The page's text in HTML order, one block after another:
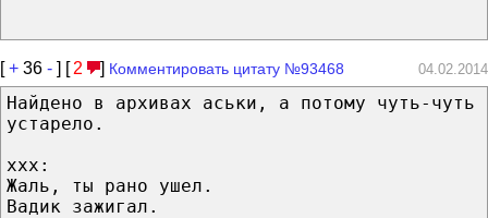
[+ 36 - ] [ 2 ] Комментировать цитату №93468 04.02.2014
Найдено в архивах аськи, а потому чуть-чуть
устарело.
xxx:
Жаль, ты рано ушел.
Вадик зажигал.